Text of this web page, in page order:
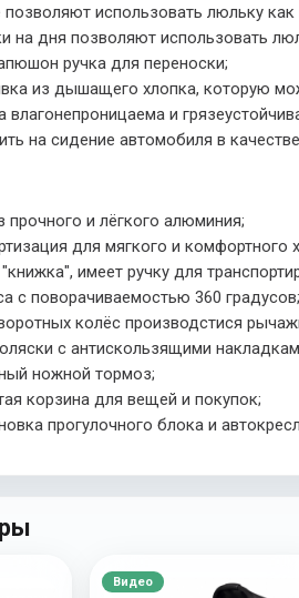
использовать люльку
на дня позволяют использовать
ручка для переноски;
из дышащего хлопка, которую
влагонепроницаема и
на сидение автомобиля в
прочного и лёгкого алюминия;
для мягкого и комфортного
имеет ручку для
с поворачиваемостью 360 градусов;
колёс производстися
с антискользящими
ножной тормоз;
корзина для вещей и покупок;
прогулочного блока и
Видео